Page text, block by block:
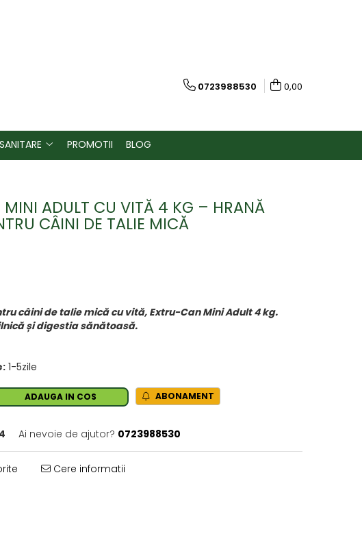
0723988530 0,00
PROMOTII BLOG
MINI ADULT CU VITĂ 4 KG – HRANĂ
CÂINI DE TALIE MICĂ
câini de talie mică cu vită, Extru-Can Mini Adult 4 kg.
și digestia sănătoasă.
1-5zile
ADAUGA IN COS ABONAMENT
Ai nevoie de ajutor? 0723988530
Cere informatii